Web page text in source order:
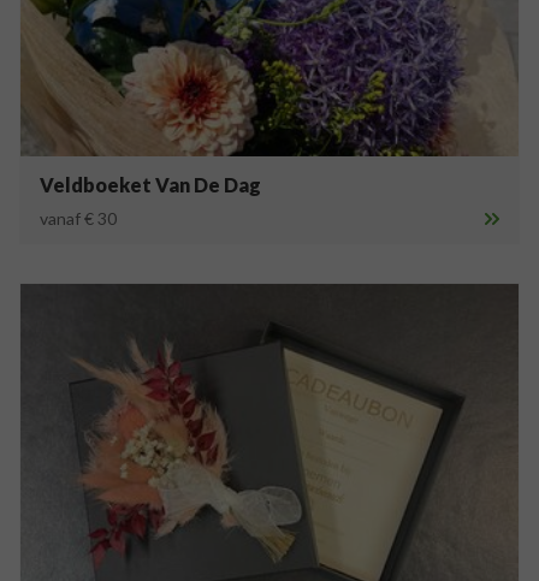
Veldboeket Van De Dag
vanaf € 30